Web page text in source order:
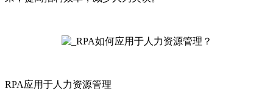
RPA应用于人力资源管理